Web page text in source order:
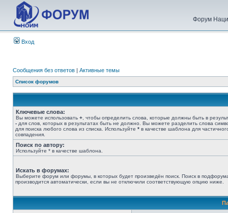
Форум
Вход
Сообщения без ответов | Активные темы
Список форумов
Ключевые слова:
Вы можете использовать + , чтобы определить слова, которые должны быть в
- для слов, которых в результатах быть не должно. Вы можете разделить слова
для поиска любого слова из списка. Используйте * в качестве шаблона для
совпадения.
Поиск по автору:
Используйте * в качестве шаблона.
Искать в форумах:
Выберите форум или форумы, в которых будет произведён поиск. Поиск в
производится автоматически, если вы не отключили соответствующую опцию ниже.